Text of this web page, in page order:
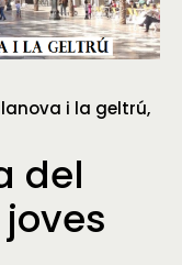
i la geltrú
del